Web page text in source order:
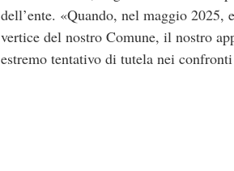
dell’ente. «Quando, nel maggio
vertice del nostro Comune, il nostro
estremo tentativo di tutela nei